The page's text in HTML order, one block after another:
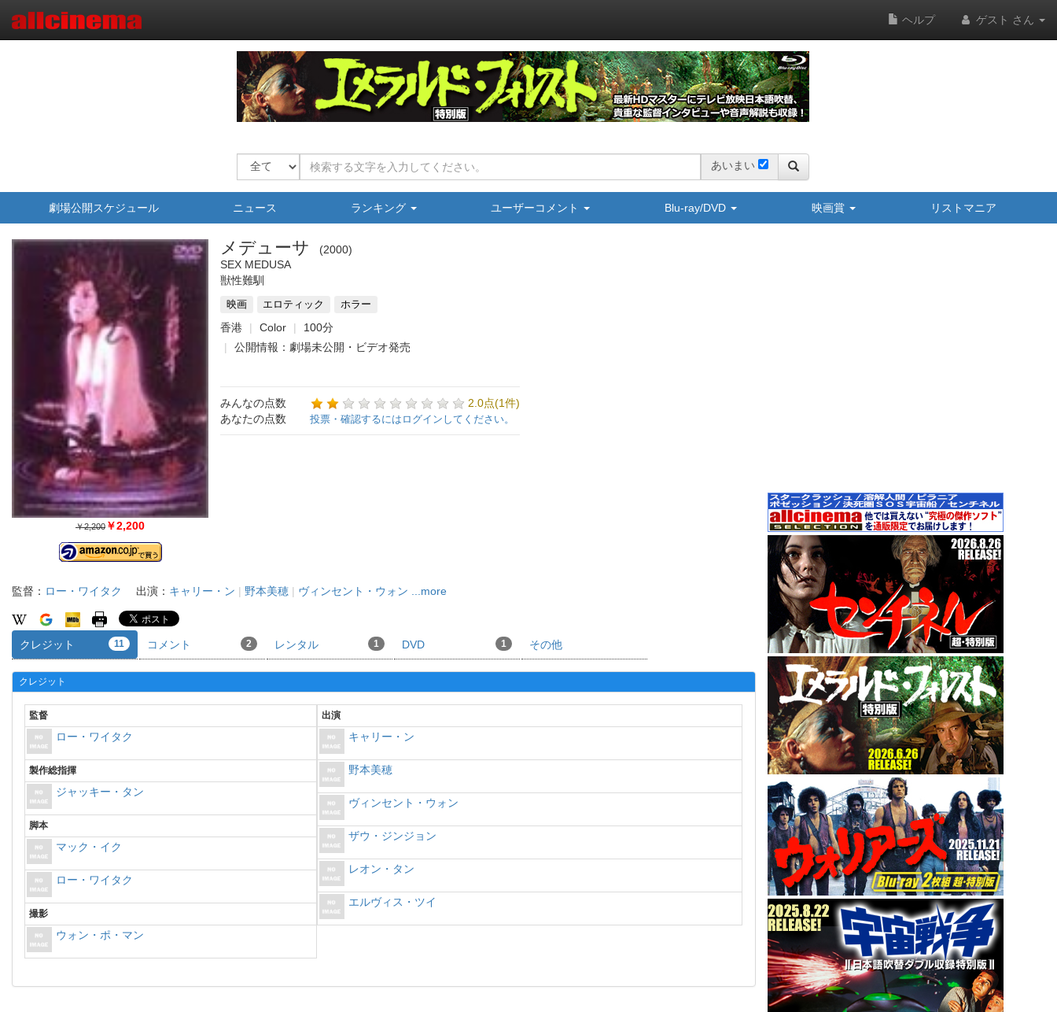
ヘルプ ゲスト さん
あいまい
劇場公開スケジュール ニュース ランキング ユーザーコメント Blu-ray/DVD 映画賞 リストマニア
￥2,200 ￥2,200
メデューサ
2000
SEX MEDUSA
獣性難馴
映画 エロティック ホラー
香港 Color
100分
公開情報：劇場未公開・ビデオ発売
みんなの点数
2.0点(1件)
あなたの点数
投票・確認するにはログインしてください。
監督： ロー・ワイタク 出演： キャリー・ン | 野本美穂 | ヴィンセント・ウォン ...more
クレジット 11 コメント 2 レンタル 1 DVD 1 その他
クレジット
監督
ロー・ワイタク
製作総指揮
ジャッキー・タン
脚本
マック・イク
ロー・ワイタク
撮影
ウォン・ポ・マン
出演
キャリー・ン
野本美穂
ヴィンセント・ウォン
ザウ・ジンジョン
レオン・タン
エルヴィス・ツイ